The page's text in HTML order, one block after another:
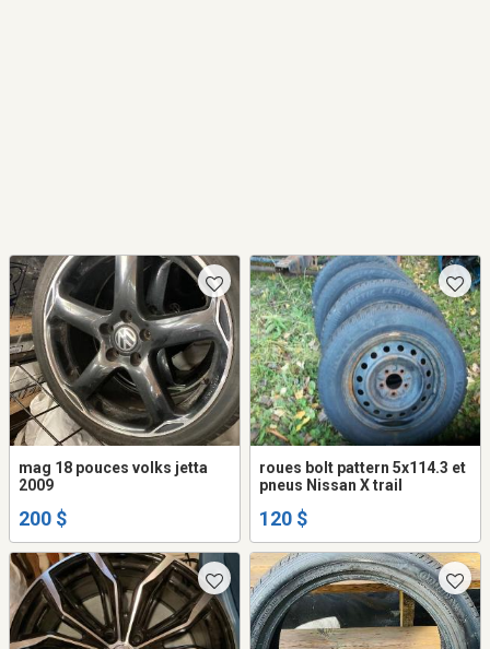
mag 18 pouces volks jetta
2009
200 $
roues bolt pattern 5x114.3 et
pneus Nissan X trail
120 $